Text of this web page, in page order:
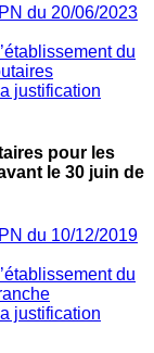
du 20/06/2023
du
justification
pour les
le 30 juin de
du 10/12/2019
du
justification